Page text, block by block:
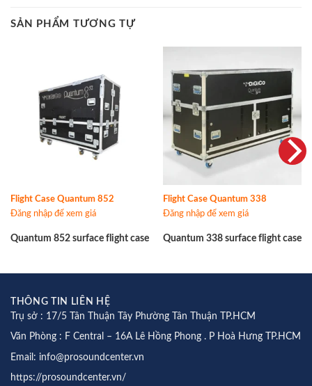
SẢN PHẨM TƯƠNG TỰ
Flight Case Quantum 852
Đăng nhập để xem giá
Quantum 852 surface flight case
Flight Case Quantum 338
Đăng nhập để xem giá
Quantum 338 surface flight case
THÔNG TIN LIÊN HỆ
Trụ sở : 17/5 Tân Thuận Tây Phường Tân Thuận TP.HCM
Văn Phòng : F Central – 16A Lê Hồng Phong . P Hoà Hưng TP.HCM
Email: info@prosoundcenter.vn
https://prosoundcenter.vn/